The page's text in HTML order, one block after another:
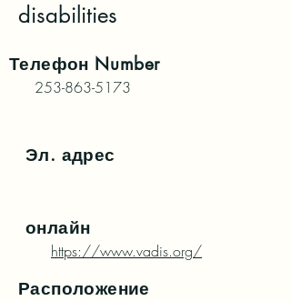
disabilities
Телефон Number
253-863-5173
Эл. адрес
онлайн
https://www.vadis.org/
Расположение